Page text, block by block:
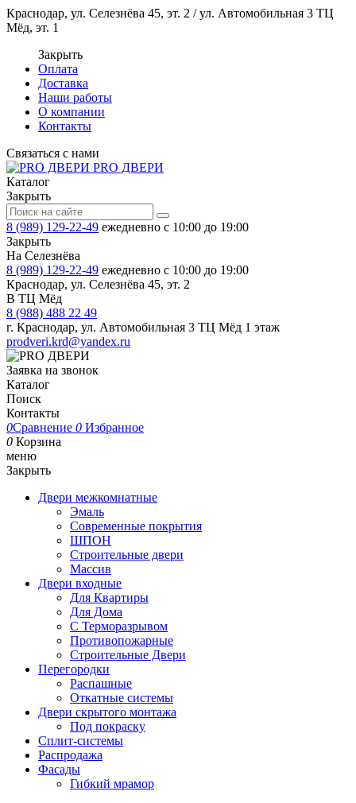
Краснодар, ул. Селезнёва 45, эт. 2 / ул. Автомобильная 3 ТЦ
Мёд, эт. 1
Закрыть
Оплата
Доставка
Наши работы
О компании
Контакты
Связаться с нами
PRO ДВЕРИ
Каталог
Закрыть
8 (989) 129-22-49 ежедневно с 10:00 до 19:00
Закрыть
На Селезнёва
8 (989) 129-22-49 ежедневно с 10:00 до 19:00
Краснодар, ул. Селезнёва 45, эт. 2
В ТЦ Мёд
8 (988) 488 22 49
г. Краснодар, ул. Автомобильная 3 ТЦ Мёд 1 этаж
prodveri.krd@yandex.ru
Заявка на звонок
Каталог
Поиск
Контакты
0Сравнение 0 Избранное
0 Корзина
меню
Закрыть
Двери межкомнатные
Эмаль
Современные покрытия
ШПОН
Строительные двери
Массив
Двери входные
Для Квартиры
Для Дома
С Терморазрывом
Противопожарные
Строительные Двери
Перегородки
Распашные
Откатные системы
Двери скрытого монтажа
Под покраску
Сплит-системы
Распродажа
Фасады
Гибкий мрамор